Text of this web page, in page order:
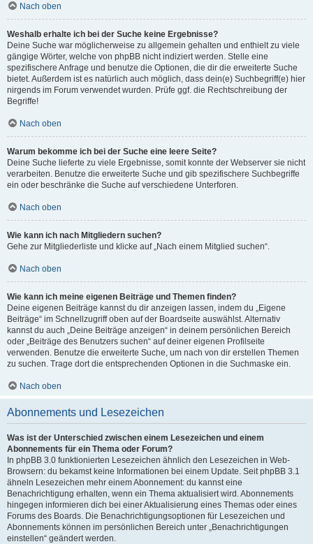
Nach oben
Weshalb erhalte ich bei der Suche keine Ergebnisse?
Deine Suche war möglicherweise zu allgemein gehalten und enthielt zu viele
gängige Wörter, welche von phpBB nicht indiziert werden. Stelle eine
spezifischere Anfrage und benutze die Optionen, die dir die erweiterte Suche
bietet. Außerdem ist es natürlich auch möglich, dass dein(e) Suchbegriff(e) hier
nirgends im Forum verwendet wurden. Prüfe ggf. die Rechtschreibung der
Begriffe!
Nach oben
Warum bekomme ich bei der Suche eine leere Seite?
Deine Suche lieferte zu viele Ergebnisse, somit konnte der Webserver sie nicht
verarbeiten. Benutze die erweiterte Suche und gib spezifischere Suchbegriffe
ein oder beschränke die Suche auf verschiedene Unterforen.
Nach oben
Wie kann ich nach Mitgliedern suchen?
Gehe zur Mitgliederliste und klicke auf „Nach einem Mitglied suchen“.
Nach oben
Wie kann ich meine eigenen Beiträge und Themen finden?
Deine eigenen Beiträge kannst du dir anzeigen lassen, indem du „Eigene
Beiträge“ im Schnellzugriff oben auf der Boardseite auswählst. Alternativ
kannst du auch „Deine Beiträge anzeigen“ in deinem persönlichen Bereich
oder „Beiträge des Benutzers suchen“ auf deiner eigenen Profilseite
verwenden. Benutze die erweiterte Suche, um nach von dir erstellen Themen
zu suchen. Trage dort die entsprechenden Optionen in die Suchmaske ein.
Nach oben
Abonnements und Lesezeichen
Was ist der Unterschied zwischen einem Lesezeichen und einem
Abonnements für ein Thema oder Forum?
In phpBB 3.0 funktionierten Lesezeichen ähnlich den Lesezeichen in Web-
Browsern: du bekamst keine Informationen bei einem Update. Seit phpBB 3.1
ähneln Lesezeichen mehr einem Abonnement: du kannst eine
Benachrichtigung erhalten, wenn ein Thema aktualisiert wird. Abonnements
hingegen informieren dich bei einer Aktualisierung eines Themas oder eines
Forums des Boards. Die Benachrichtigungsoptionen für Lesezeichen und
Abonnements können im persönlichen Bereich unter „Benachrichtigungen
einstellen“ geändert werden.